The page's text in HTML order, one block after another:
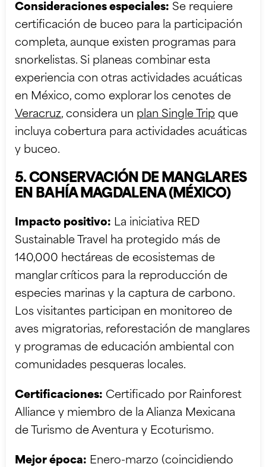
Consideraciones especiales: Se requiere
certificación de buceo para la participación
completa, aunque existen programas para
snorkelistas. Si planeas combinar esta
experiencia con otras actividades acuáticas
en México, como explorar los cenotes de
Veracruz, considera un plan Single Trip que
incluya cobertura para actividades acuáticas
y buceo.
5. CONSERVACIÓN DE MANGLARES
EN BAHÍA MAGDALENA (MÉXICO)
Impacto positivo: La iniciativa RED
Sustainable Travel ha protegido más de
140,000 hectáreas de ecosistemas de
manglar críticos para la reproducción de
especies marinas y la captura de carbono.
Los visitantes participan en monitoreo de
aves migratorias, reforestación de manglares
y programas de educación ambiental con
comunidades pesqueras locales.
Certificaciones: Certificado por Rainforest
Alliance y miembro de la Alianza Mexicana
de Turismo de Aventura y Ecoturismo.
Mejor época: Enero-marzo (coincidiendo